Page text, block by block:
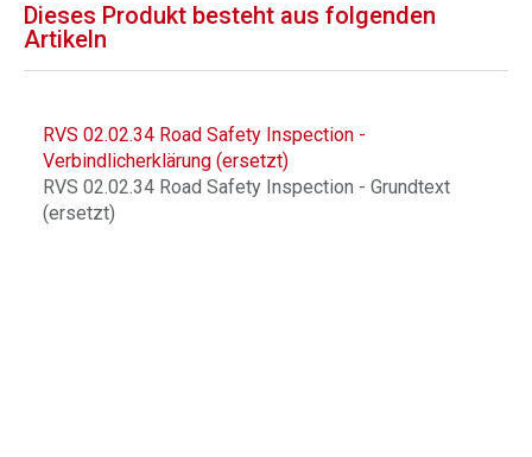
Dieses Produkt besteht aus folgenden
Artikeln
RVS 02.02.34 Road Safety Inspection -
Verbindlicherklärung (ersetzt)
RVS 02.02.34 Road Safety Inspection - Grundtext
(ersetzt)